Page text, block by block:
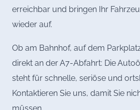
erreichbar und bringen Ihr
wieder auf.
Ob am Bahnhof, auf dem
direkt an der A7-Abfahrt: Die
steht für schnelle, seriöse und
Kontaktieren Sie uns, damit Sie
müssen.